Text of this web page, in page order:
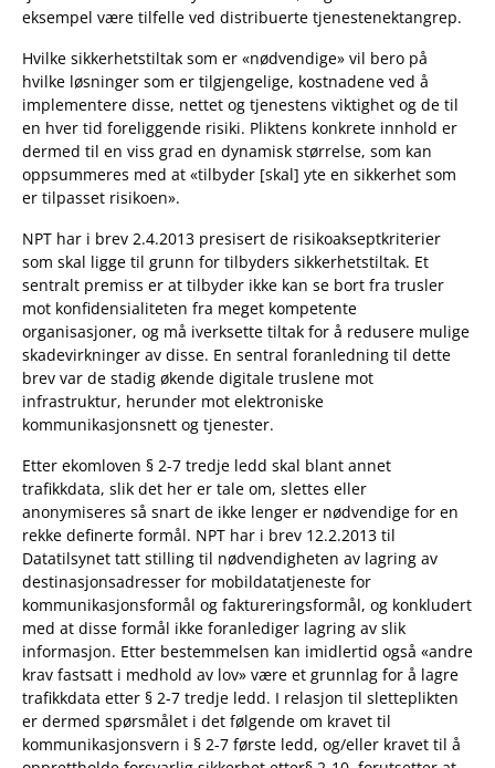
eksempel være tilfelle ved distribuerte tjenestenektangrep.
Hvilke sikkerhetstiltak som er «nødvendige» vil bero på
hvilke løsninger som er tilgjengelige, kostnadene ved å
implementere disse, nettet og tjenestens viktighet og de til
en hver tid foreliggende risiki. Pliktens konkrete innhold er
dermed til en viss grad en dynamisk størrelse, som kan
oppsummeres med at «tilbyder [skal] yte en sikkerhet som
er tilpasset risikoen».
NPT har i brev 2.4.2013 presisert de risikoakseptkriterier
som skal ligge til grunn for tilbyders sikkerhetstiltak. Et
sentralt premiss er at tilbyder ikke kan se bort fra trusler
mot konfidensialiteten fra meget kompetente
organisasjoner, og må iverksette tiltak for å redusere mulige
skadevirkninger av disse. En sentral foranledning til dette
brev var de stadig økende digitale truslene mot
infrastruktur, herunder mot elektroniske
kommunikasjonsnett og tjenester.
Etter ekomloven § 2-7 tredje ledd skal blant annet
trafikkdata, slik det her er tale om, slettes eller
anonymiseres så snart de ikke lenger er nødvendige for en
rekke definerte formål. NPT har i brev 12.2.2013 til
Datatilsynet tatt stilling til nødvendigheten av lagring av
destinasjonsadresser for mobildatatjeneste for
kommunikasjonsformål og faktureringsformål, og konkludert
med at disse formål ikke foranlediger lagring av slik
informasjon. Etter bestemmelsen kan imidlertid også «andre
krav fastsatt i medhold av lov» være et grunnlag for å lagre
trafikkdata etter § 2-7 tredje ledd. I relasjon til sletteplikten
er dermed spørsmålet i det følgende om kravet til
kommunikasjonsvern i § 2-7 første ledd, og/eller kravet til å